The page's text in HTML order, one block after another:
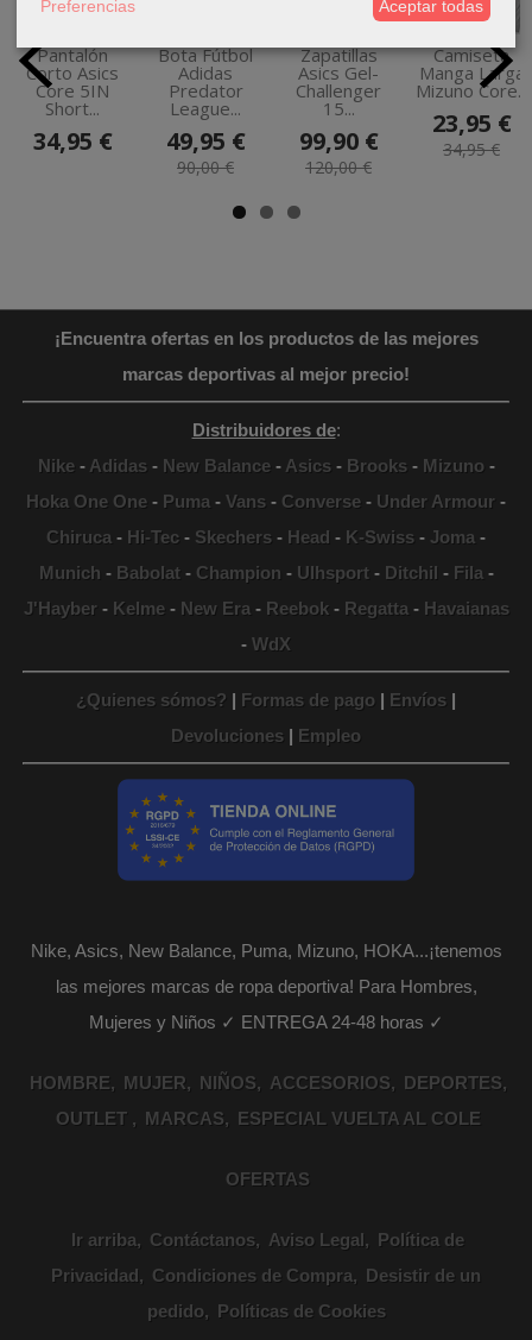
Pantalón
Corto Asics
Core 5IN
Short...
34,95 €
Bota Fútbol
Adidas
Predator
League...
49,95 €
90,00 €
Zapatillas
Asics Gel-
Challenger
15...
99,90 €
120,00 €
Camiseta
Manga Larga
Mizuno Core...
23,95 €
34,95 €
¡Encuentra ofertas en los productos de las mejores
marcas deportivas al mejor precio!
Distribuidores de:
Nike- Adidas- New Balance- Asics- Brooks- Mizuno-
Hoka One One - Puma - Vans - Converse - Under Armour -
Chiruca - Hi-Tec - Skechers - Head - K-Swiss - Joma -
Munich - Babolat- Champion - Ulhsport- Ditchil - Fila -
J'Hayber- Kelme- New Era - Reebok- Regatta - Havaianas
- WdX
¿Quienes sómos? | Formas de pago | Envíos |
Devoluciones | Empleo
Nike, Asics, New Balance, Puma, Mizuno, HOKA...¡tenemos
las mejores marcas de ropa deportiva! Para Hombres,
Mujeres y Niños ✓ ENTREGA 24-48 horas ✓
HOMBRE MUJER NIÑOS ACCESORIOS
DEPORTES
OUTLET
MARCAS ESPECIAL VUELTA AL COLE
OFERTAS
Ir arriba Contáctanos Aviso Legal
Política de
Privacidad
Condiciones de Compra
Desistir de un
pedido
Políticas de Cookies
Preferencias Aceptar todas